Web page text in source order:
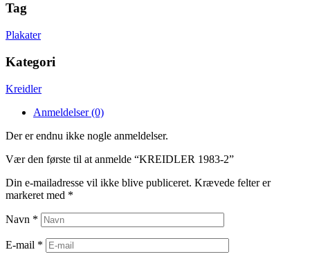
Tag
Plakater
Kategori
Kreidler
Anmeldelser (0)
Der er endnu ikke nogle anmeldelser.
Vær den første til at anmelde “KREIDLER 1983-2”
Din e-mailadresse vil ikke blive publiceret. Krævede felter er
markeret med *
Navn *
E-mail *